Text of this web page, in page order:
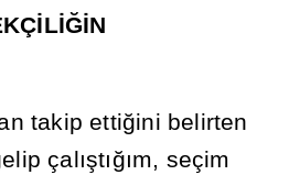
İLİĞİN
takip ettiğini belirten
çalıştığım, seçim